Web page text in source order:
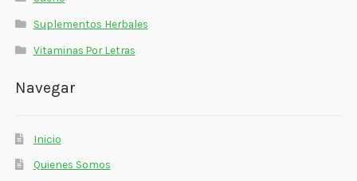
Suplementos Herbales
Vitaminas Por Letras
Navegar
Inicio
Quienes Somos